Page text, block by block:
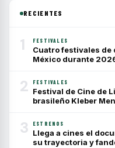
RECIENTES
1 FESTIVALES
Cuatro festivales de
México durante
2 FESTIVALES
Festival de Cine de
brasileño Kleber
3 ESTRENOS
Llega a cines el
su trayectoria y